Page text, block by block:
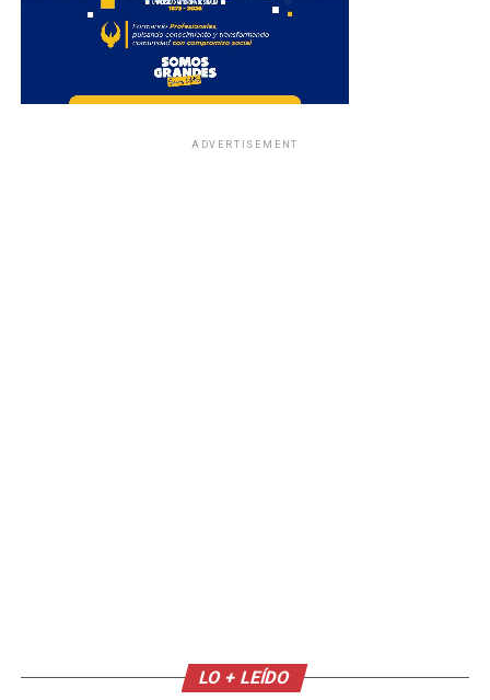
ADVERTISEMENT
LO + LEÍDO